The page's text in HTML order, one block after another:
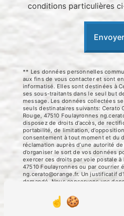
conditions particulières
Envoyer
** Les données personnelles
aux fins de vous contacter et sont
informatisé. Elles sont destinées à
ses sous-traitants dans le seul but
message. Les données collectées
seuls destinataires suivants: Cerato
Rouge, 47510 Foulayronnes
disposez de droits d’accès, de
portabilité, de limitation,
consentement à tout moment et du
réclamation auprès d’une autorité
d’organiser le sort de vos données
exercer ces droits par voie postale à
47510 Foulayronnes ou par courrier
ng.cerato@orange.fr. Un justificatif
demandé. Nous conservons vos
de prise de contact puis pendant la
légale aux fins probatoires et de
Vous avez le droit de vous inscrire
démarchage téléphonique,